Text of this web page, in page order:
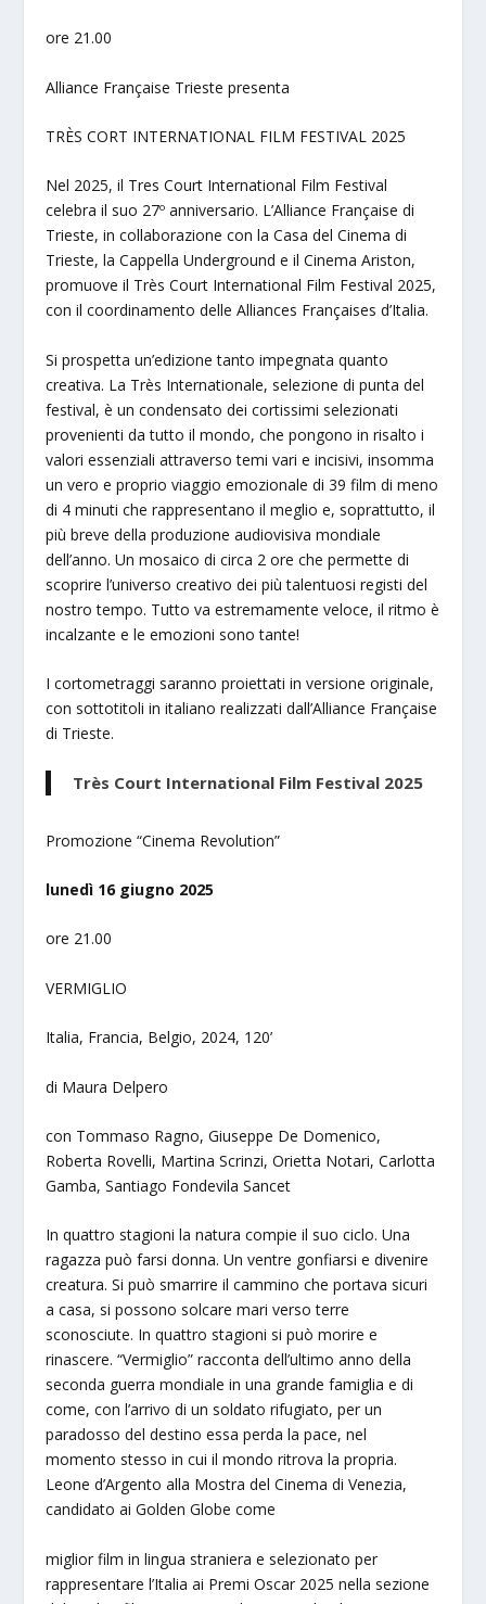
ore 21.00
Alliance Française Trieste presenta
TRÈS CORT INTERNATIONAL FILM FESTIVAL 2025
Nel 2025, il Tres Court International Film Festival
celebra il suo 27º anniversario. L’Alliance Française di
Trieste, in collaborazione con la Casa del Cinema di
Trieste, la Cappella Underground e il Cinema Ariston,
promuove il Très Court International Film Festival 2025,
con il coordinamento delle Alliances Françaises d’Italia.
Si prospetta un’edizione tanto impegnata quanto
creativa. La Très Internationale, selezione di punta del
festival, è un condensato dei cortissimi selezionati
provenienti da tutto il mondo, che pongono in risalto i
valori essenziali attraverso temi vari e incisivi, insomma
un vero e proprio viaggio emozionale di 39 film di meno
di 4 minuti che rappresentano il meglio e, soprattutto, il
più breve della produzione audiovisiva mondiale
dell’anno. Un mosaico di circa 2 ore che permette di
scoprire l’universo creativo dei più talentuosi registi del
nostro tempo. Tutto va estremamente veloce, il ritmo è
incalzante e le emozioni sono tante!
I cortometraggi saranno proiettati in versione originale,
con sottotitoli in italiano realizzati dall’Alliance Française
di Trieste.
Très Court International Film Festival 2025
Promozione “Cinema Revolution”
lunedì 16 giugno 2025
ore 21.00
VERMIGLIO
Italia, Francia, Belgio, 2024, 120’
di Maura Delpero
con Tommaso Ragno, Giuseppe De Domenico,
Roberta Rovelli, Martina Scrinzi, Orietta Notari, Carlotta
Gamba, Santiago Fondevila Sancet
In quattro stagioni la natura compie il suo ciclo. Una
ragazza può farsi donna. Un ventre gonfiarsi e divenire
creatura. Si può smarrire il cammino che portava sicuri
a casa, si possono solcare mari verso terre
sconosciute. In quattro stagioni si può morire e
rinascere. “Vermiglio” racconta dell’ultimo anno della
seconda guerra mondiale in una grande famiglia e di
come, con l’arrivo di un soldato rifugiato, per un
paradosso del destino essa perda la pace, nel
momento stesso in cui il mondo ritrova la propria.
Leone d’Argento alla Mostra del Cinema di Venezia,
candidato ai Golden Globe come
miglior film in lingua straniera e selezionato per
rappresentare l’Italia ai Premi Oscar 2025 nella sezione